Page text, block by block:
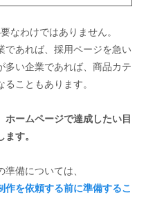
なわけではありません。
であれば、採用ページを急い
多い企業であれば、商品カテ
こともあります。
ームページで達成したい目
す。
備については、
を依頼する前に準備するこ